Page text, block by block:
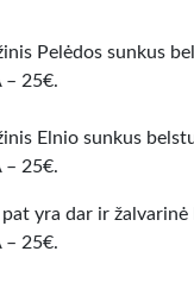
Pelėdos sunkus
– 25€.
Elnio sunkus
– 25€.
pat yra dar ir
– 25€.